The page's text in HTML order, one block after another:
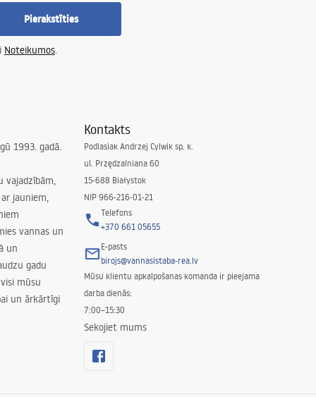
Pierakstīties
Noteikumos.
1993. gadā.
vajadzībām,
jauniem,
vannas un
un
gadu
mūsu
un ārkārtīgi
Kontakts
Podlasiak Andrzej Cylwik sp. k.
ul. Przędzalniana 60
15-688 Białystok
NIP 966-216-01-21
Telefons
+370 661 05655
E-pasts
birojs@vannasistaba-rea.lv
Mūsu klientu apkalpošanas komanda ir pieejama
darba dienās:
7:00–15:30
Sekojiet mums